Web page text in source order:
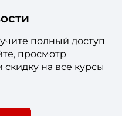
полный доступ
просмотр
на все курсы